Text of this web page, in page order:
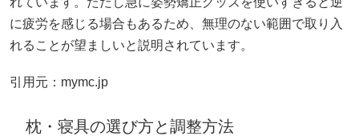
に疲労を感じる場合もあるため、無理のない範囲で取り入
れることが望ましいと説明されています。
引用元： mymc.jp
枕・寝具の選び方と調整方法